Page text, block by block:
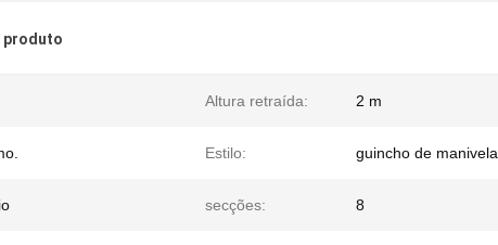
produto
Altura retraída: 2 m
Estilo: guincho de manivela
secções: 8